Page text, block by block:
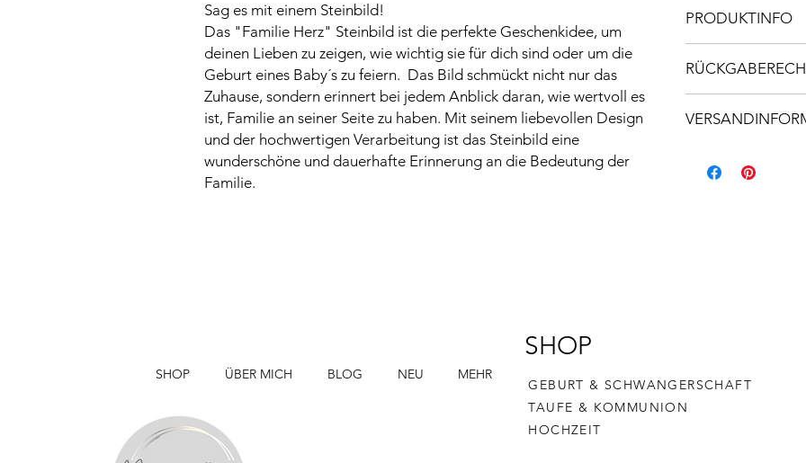
Sag es mit einem Steinbild!
Das "Familie Herz" Steinbild ist die perfekte Geschenkidee, um
deinen Lieben zu zeigen, wie wichtig sie für dich sind oder um die
Geburt eines Baby´s zu feiern. Das Bild schmückt nicht nur das
Zuhause, sondern erinnert bei jedem Anblick daran, wie wertvoll es
ist, Familie an seiner Seite zu haben. Mit seinem liebevollen Design
und der hochwertigen Verarbeitung ist das Steinbild eine
wunderschöne und dauerhafte Erinnerung an die Bedeutung der
Familie.
PRODUKTINFO
Material:
angefertigtes
Hinweis: Bitte
SHOP
GEBURT & SCHWANGERSCHAFT
TAUFE & KOMMUNION
HOCHZEIT
SHOP ÜBER MICH BLOG NEU MEHR